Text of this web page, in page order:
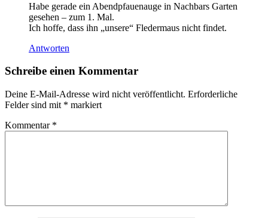
Habe gerade ein Abendpfauenauge in Nachbars Garten
gesehen – zum 1. Mal.
Ich hoffe, dass ihn „unsere“ Fledermaus nicht findet.
Antworten
Schreibe einen Kommentar
Deine E-Mail-Adresse wird nicht veröffentlicht. Erforderliche
Felder sind mit * markiert
Kommentar *